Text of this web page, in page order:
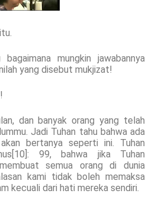
mungkin jawabannya
yang disebut mukjizat!
dan banyak orang yang telah
Jadi Tuhan tahu bahwa ada
bertanya seperti ini. Tuhan
99, bahwa jika Tuhan
semua orang di dunia
kami tidak boleh memaksa
kecuali dari hati mereka sendiri.